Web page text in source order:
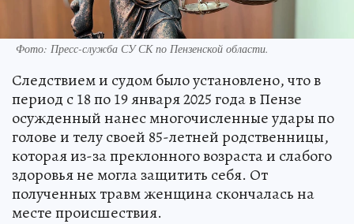
Фото: Пресс-служба СУ СК по Пензенской области.
Следствием и судом было установлено, что в
период с 18 по 19 января 2025 года в Пензе
осужденный нанес многочисленные удары по
голове и телу своей 85-летней родственницы,
которая из-за преклонного возраста и слабого
здоровья не могла защитить себя. От
полученных травм женщина скончалась на
месте происшествия.